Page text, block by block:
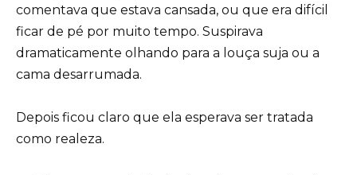
comentava que estava cansada, ou que era difícil
ficar de pé por muito tempo. Suspirava
dramaticamente olhando para a louça suja ou a
cama desarrumada.
Depois ficou claro que ela esperava ser tratada
como realeza.